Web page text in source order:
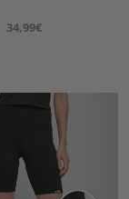
34,99€